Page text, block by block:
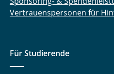
Vertrauenspersonen für
Für Studierende